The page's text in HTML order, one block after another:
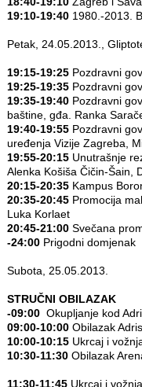
19:10-19:401980.-2013.
Petak, 24.05.2013.,
19:15-19:25Pozdravni
19:25-19:35Pozdravni
19:35-19:40Pozdravni
baštine, gđa. Ranka
19:40-19:55 Pozdravni
uređenja Vizije Zagreba,
19:55-20:15Unutrašnje
Alenka Košiša Čičin-Šain,
20:15-20:35Kampus
20:35-20:45Promocija
Luka Korlaet
20:45-21:00Svečana
-24:00Prigodni domjenak
Subota, 25.05.2013.
STRUČNI OBILAZAK
-09:00Okupljanje kod
09:00-10:00Obilazak
10:00-10:15Ukrcaj i
10:30-11:30Obilazak
11:30-11:45Ukrcaj i